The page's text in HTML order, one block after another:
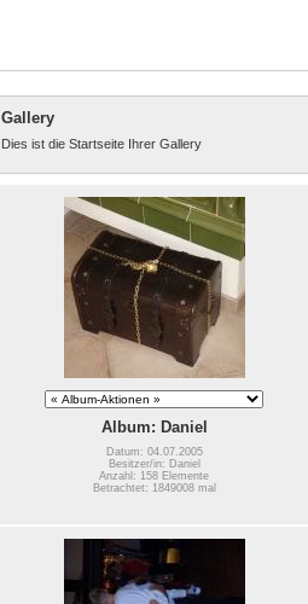
Gallery
Dies ist die Startseite Ihrer Gallery
Album: Daniel
Datum: 04.07.2005
Besitzer/in: Daniel
Anzahl: 158 Elemente
Betrachtet: 1849008 mal